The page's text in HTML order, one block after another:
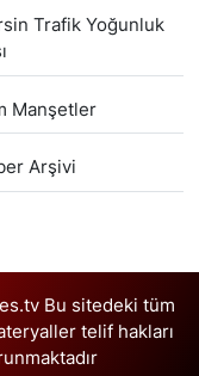
Trafik Yoğunluk
Manşetler
Arşivi
Bu sitedeki tüm
telif hakları